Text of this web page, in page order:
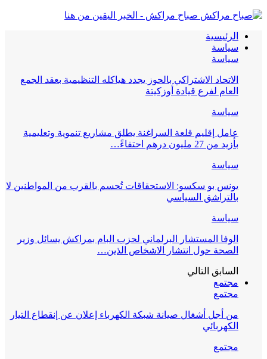
صباح مراكش - الخبر اليقين من هنا
الرئيسية
سياسة
سياسة
الاتحاد الاشتراكي بالحوز يجدد هياكله التنظيمية بعقد الجمع
العام لفرع قيادة أوزكيتة
سياسة
عامل إقليم قلعة السراغنة يطلق مشاريع تنموية وتعليمية
بأزيد من 27 مليون درهم احتفاءً…
سياسة
يونس بو سكسو: الاستحقاقات تُحسم بالقرب من المواطنين لا
بالتراشق السياسي
سياسة
الوفا المستشار البرلماني لحزب البام بمراكش يسائل وزير
الصحة حول انتشار الاشخاص الذين…
السابق التالي
مجتمع
مجتمع
من أجل أشغال صيانة شبكة الكهرباء إعلان عن إنقطاع التيار
الكهربائي
مجتمع